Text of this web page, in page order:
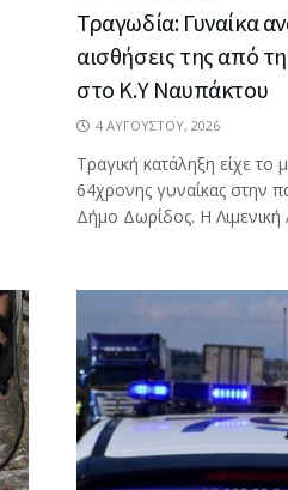
Τραγωδία: Γυναίκα
αισθήσεις της από
στο Κ.Υ Ναυπάκτου
4 ΑΥΓΟΎΣΤΟΥ, 2026
Τραγική κατάληξη είχε το
64χρονης γυναίκας στην
Δήμο Δωρίδος. Η Λιμενική